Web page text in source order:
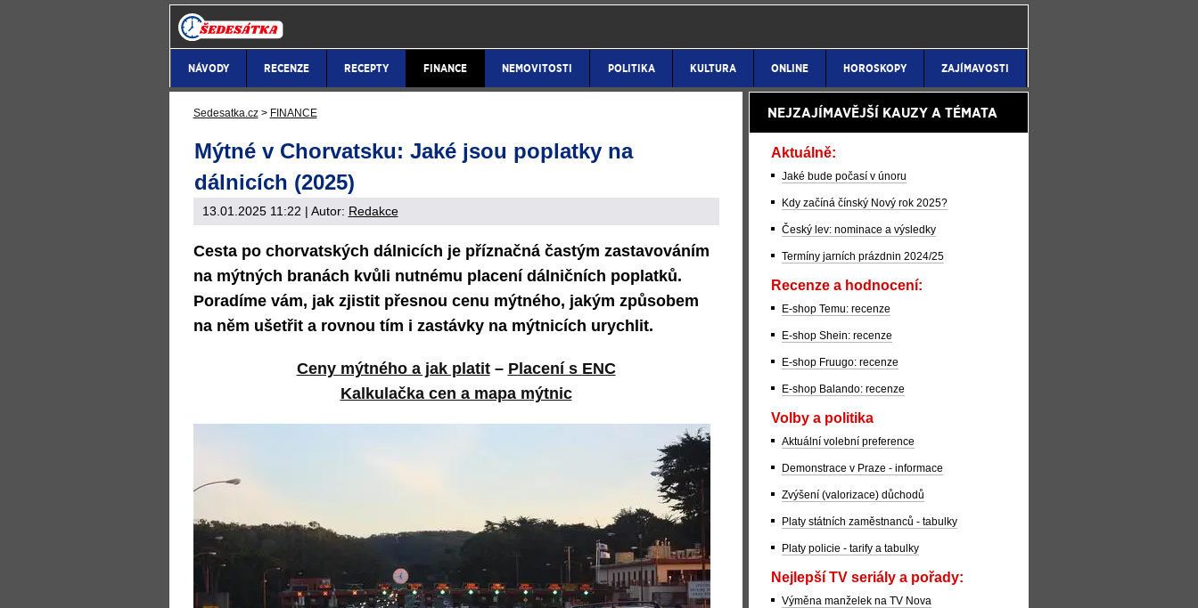
NÁVODY RECENZE RECEPTY FINANCE NEMOVITOSTI POLITIKA KULTURA ONLINE HOROSKOPY ZAJÍMAVOSTI
Sedesatka.cz > FINANCE
Mýtné v Chorvatsku: Jaké jsou poplatky na
dálnicích (2025)
13.01.2025 11:22 | Autor: Redakce
Cesta po chorvatských dálnicích je příznačná častým zastavováním
na mýtných branách kvůli nutnému placení dálničních poplatků.
Poradíme vám, jak zjistit přesnou cenu mýtného, jakým způsobem
na něm ušetřit a rovnou tím i zastávky na mýtnicích urychlit.
Ceny mýtného a jak platit– Placení s ENC
Kalkulačka cen a mapa mýtnic
NEJZAJÍMAVĚJŠÍ KAUZY A TÉMATA
Aktuálně:
Jaké bude počasí v únoru
Kdy začíná čínský Nový rok 2025?
Český lev: nominace a výsledky
Termíny jarních prázdnin 2024/25
Recenze a hodnocení:
E-shop Temu: recenze
E-shop Shein: recenze
E-shop Fruugo: recenze
E-shop Balando: recenze
Volby a politika
Aktuální volební preference
Demonstrace v Praze - informace
Zvýšení (valorizace) důchodů
Platy státních zaměstnanců - tabulky
Platy policie - tarify a tabulky
Nejlepší TV seriály a pořady:
Výměna manželek na TV Nova